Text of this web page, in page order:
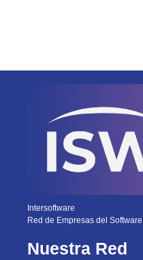
Intersoftware
Red de Empresas del
Nuestra Red